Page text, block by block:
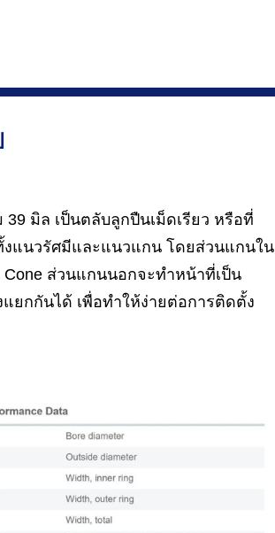
มิล เป็นตลับลูกปืนเม็ดเรียว หรือที่
ทั้งแนวรัศมีและแนวแกน โดยส่วนแกนใน
ส่วนแกนนอกจะทำหน้าที่เป็น
ยกกันได้ เพื่อทำให้ง่ายต่อการติดตั้ง